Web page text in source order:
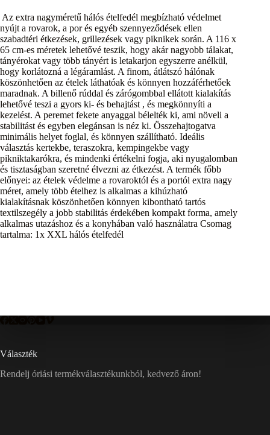
Az extra nagyméretű hálós ételfedél megbízható védelmet
nyújt a rovarok, a por és egyéb szennyeződések ellen
szabadtéri étkezések, grillezések vagy piknikek során. A 116 x
65 cm-es méretek lehetővé teszik, hogy akár nagyobb tálakat,
tányérokat vagy több tányért is letakarjon egyszerre anélkül,
hogy korlátozná a légáramlást. A finom, átlátszó hálónak
köszönhetően az ételek láthatóak és könnyen hozzáférhetőek
maradnak. A billenő rúddal és zárógombbal ellátott kialakítás
lehetővé teszi a gyors ki- és behajtást , és megkönnyíti a
kezelést. A peremet fekete anyaggal bélelték ki, ami növeli a
stabilitást és egyben elegánsan is néz ki. Összehajtogatva
minimális helyet foglal, és könnyen szállítható. Ideális
választás kertekbe, teraszokra, kempingekbe vagy
pikniktakarókra, és mindenki értékelni fogja, aki nyugalomban
és tisztaságban szeretné élvezni az étkezést. A termék főbb
előnyei: az ételek védelme a rovaroktól és a portól extra nagy
méret, amely több ételhez is alkalmas a kihúzható
kialakításnak köszönhetően könnyen kibontható tartós
textilszegély a jobb stabilitás érdekében kompakt forma, amely
alkalmas utazáshoz és a konyhában való használatra Csomag
tartalma: 1x XXL hálós ételfedél
Választék
Rendelj óriási termékválasztékunkból, kedvező áron!